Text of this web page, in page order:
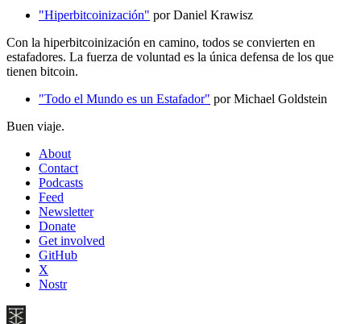
"Hiperbitcoinización" por Daniel Krawisz
Con la hiperbitcoinización en camino, todos se convierten en
estafadores. La fuerza de voluntad es la única defensa de los que
tienen bitcoin.
"Todo el Mundo es un Estafador" por Michael Goldstein
Buen viaje.
About
Contact
Podcasts
Feed
Newsletter
Donate
Get involved
GitHub
X
Nostr